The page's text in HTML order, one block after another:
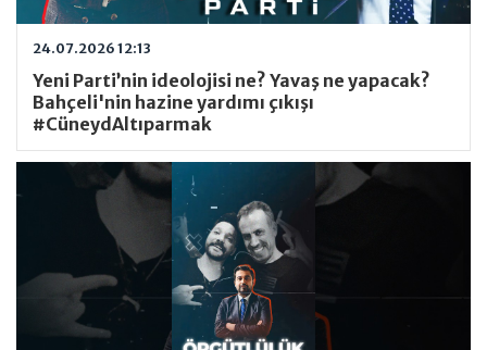
24.07.2026 12:13
Yeni Parti’nin ideolojisi ne? Yavaş ne yapacak?
Bahçeli'nin hazine yardımı çıkışı
#CüneydAltıparmak